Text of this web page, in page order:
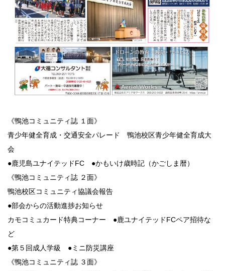
《鴨池コミュニティ誌 １面》
青少年健全育成・交通安全パレード 鴨池校区青少年健全育成大
会
●鹿児島ユナイテッドFC ●かもいけ歳時記（かごしま暦）
《鴨池コミュニティ誌 ２面》
鴨池校区コミュニティ協議会報告
●部会からの活動進捗お知らせ
カモコミュカード特典コーナー ●鹿ユナイテッドFCペア招待な
ど
●第５回成人学級 ●ミニ防災講座
《鴨池コミュニティ誌 ３面》